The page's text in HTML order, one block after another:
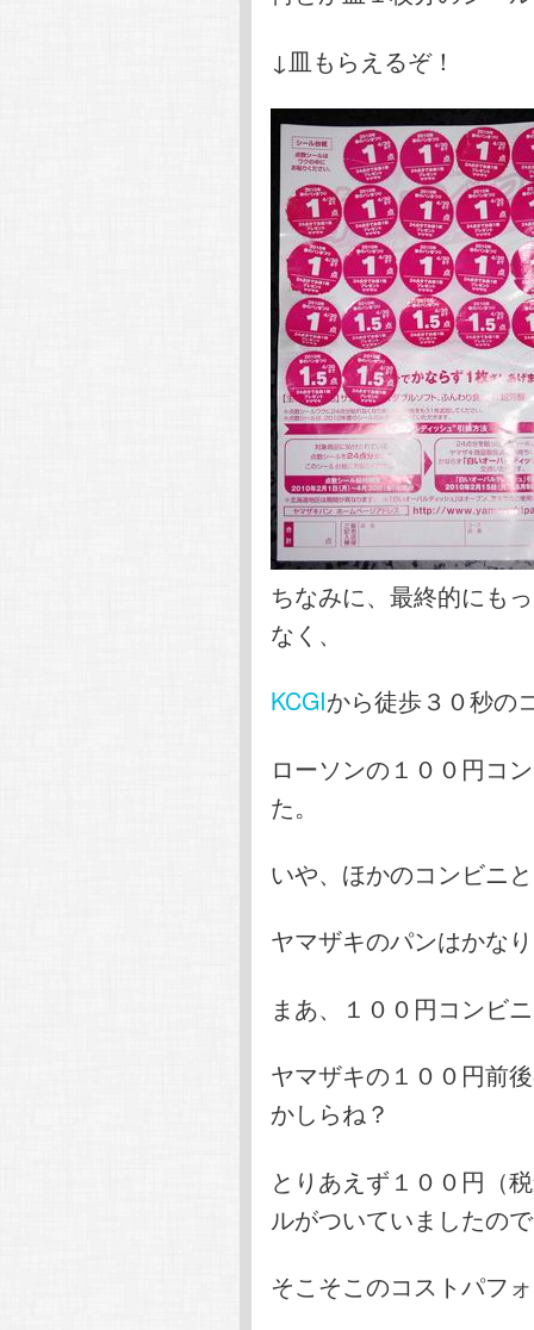
↓皿もらえるぞ！
ちなみに、最終的にも
なく、
KCGIから徒歩３０秒の
ローソンの１００円コ
た。
いや、ほかのコンビニ
ヤマザキのパンはかな
まあ、１００円コンビ
ヤマザキの１００円前
かしらね？
とりあえず１００円（
ルがついていましたの
そこそこのコストパフ